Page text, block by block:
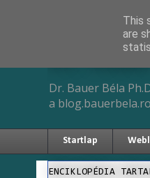
Dr.
Dr. Bauer Béla
a
Startlap
ENCIKLOPÉDIA
This
are